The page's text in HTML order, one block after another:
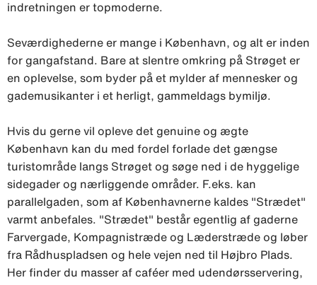
indretningen er topmoderne.
Seværdighederne er mange i København, og alt er inden
for gangafstand. Bare at slentre omkring på Strøget er
en oplevelse, som byder på et mylder af mennesker og
gademusikanter i et herligt, gammeldags bymiljø.
Hvis du gerne vil opleve det genuine og ægte
København kan du med fordel forlade det gængse
turistområde langs Strøget og søge ned i de hyggelige
sidegader og nærliggende områder. F.eks. kan
parallelgaden, som af Københavnerne kaldes "Strædet"
varmt anbefales. "Strædet" består egentlig af gaderne
Farvergade, Kompagnistræde og Læderstræde og løber
fra Rådhuspladsen og hele vejen ned til Højbro Plads.
Her finder du masser af caféer med udendørsservering,